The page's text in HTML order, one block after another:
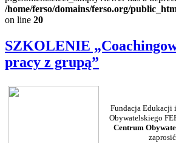
/home/ferso/domains/ferso.org/
on line 20
SZKOLENIE
pracy z grupą”
Fundacja Edukacji
Obywatelskiego
Centrum